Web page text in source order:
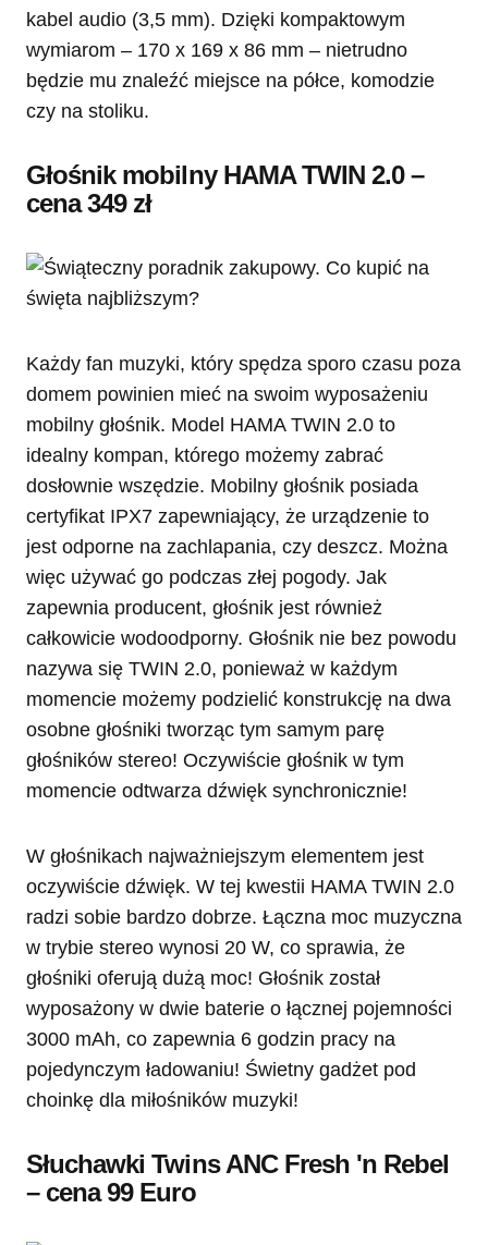
kabel audio (3,5 mm). Dzięki kompaktowym
wymiarom – 170 x 169 x 86 mm – nietrudno
będzie mu znaleźć miejsce na półce, komodzie
czy na stoliku.
Głośnik mobilny HAMA TWIN 2.0 –
cena 349 zł
Każdy fan muzyki, który spędza sporo czasu poza
domem powinien mieć na swoim wyposażeniu
mobilny głośnik. Model HAMA TWIN 2.0 to
idealny kompan, którego możemy zabrać
dosłownie wszędzie. Mobilny głośnik posiada
certyfikat IPX7 zapewniający, że urządzenie to
jest odporne na zachlapania, czy deszcz. Można
więc używać go podczas złej pogody. Jak
zapewnia producent, głośnik jest również
całkowicie wodoodporny. Głośnik nie bez powodu
nazywa się TWIN 2.0, ponieważ w każdym
momencie możemy podzielić konstrukcję na dwa
osobne głośniki tworząc tym samym parę
głośników stereo! Oczywiście głośnik w tym
momencie odtwarza dźwięk synchronicznie!
W głośnikach najważniejszym elementem jest
oczywiście dźwięk. W tej kwestii HAMA TWIN 2.0
radzi sobie bardzo dobrze. Łączna moc muzyczna
w trybie stereo wynosi 20 W, co sprawia, że
głośniki oferują dużą moc! Głośnik został
wyposażony w dwie baterie o łącznej pojemności
3000 mAh, co zapewnia 6 godzin pracy na
pojedynczym ładowaniu! Świetny gadżet pod
choinkę dla miłośników muzyki!
Słuchawki Twins ANC Fresh 'n Rebel
– cena 99 Euro